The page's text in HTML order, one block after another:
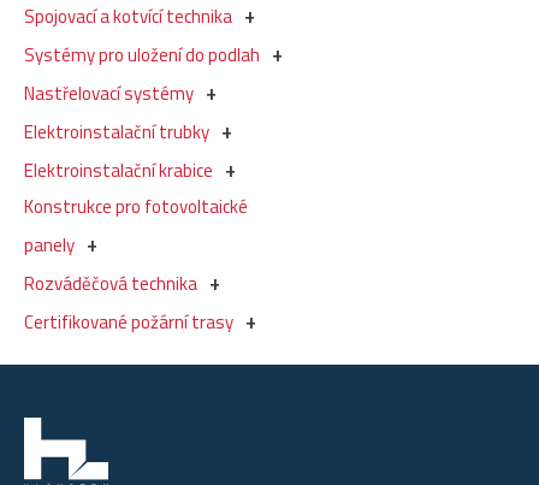
Spojovací a kotvící technika
Systémy pro uložení do podlah
Nastřelovací systémy
Elektroinstalační trubky
Elektroinstalační krabice
Konstrukce pro fotovoltaické
panely
Rozváděčová technika
Certifikované požární trasy